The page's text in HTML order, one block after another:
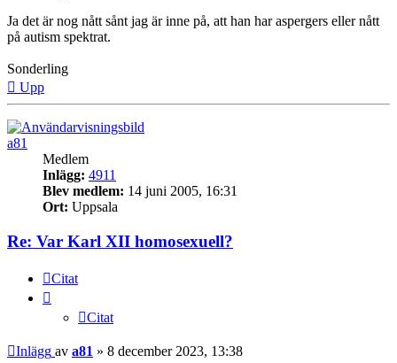
Ja det är nog nått sånt jag är inne på, att han har aspergers eller nått
på autism spektrat.
Sonderling
Upp
a81
Medlem
Inlägg: 4911
Blev medlem: 14 juni 2005, 16:31
Ort: Uppsala
Re: Var Karl XII homosexuell?
Citat
Citat
Inlägg av a81 » 8 december 2023, 13:38